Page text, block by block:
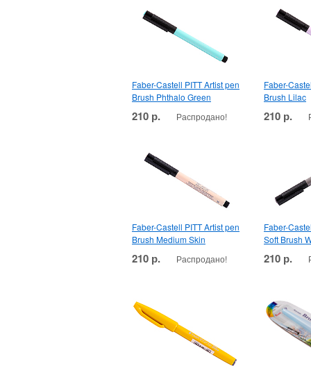
Faber-Castell PITT Artist pen
Brush Phthalo Green
210 р. Распродано!
Faber-
Brush Lilac
210 р.
Faber-Castell PITT Artist pen
Brush Medium Skin
210 р. Распродано!
Faber-
Soft Brush
210 р.